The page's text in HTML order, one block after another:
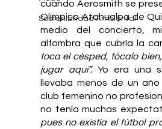
Sostenibilidad Ambiental
cuando Aerosmith se
Olímpico Atahualpa de
medio del concierto,
alfombra que cubría la
toca el césped, tócalo
jugar aquí”. Yo era una
llevaba menos de un
club femenino no
no tenía muchas
pues no existía el fútbol